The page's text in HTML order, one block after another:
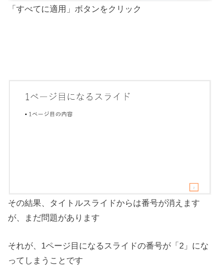
「すべてに適用」ボタンをクリック
その結果、タイトルスライドからは番号が消えます
が、まだ問題があります
それが、1ページ目になるスライドの番号が「2」にな
ってしまうことです